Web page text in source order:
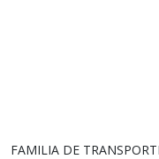
FAMILIA DE